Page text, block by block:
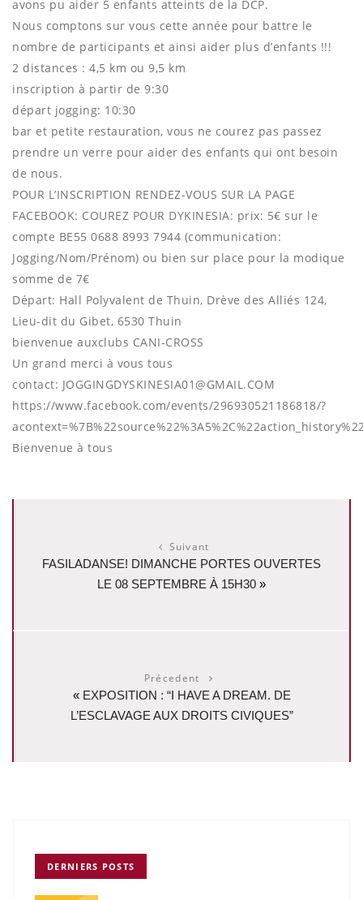
avons pu aider 5 enfants atteints de la DCP.
Nous comptons sur vous cette année pour battre le
nombre de participants et ainsi aider plus d’enfants !!!
2 distances : 4,5 km ou 9,5 km
inscription à partir de 9:30
départ jogging: 10:30
bar et petite restauration, vous ne courez pas passez
prendre un verre pour aider des enfants qui ont besoin
de nous.
POUR L’INSCRIPTION RENDEZ-VOUS SUR LA PAGE
FACEBOOK: COUREZ POUR DYKINESIA: prix: 5€ sur le
compte BE55 0688 8993 7944 (communication:
Jogging/Nom/Prénom) ou bien sur place pour la modique
somme de 7€
Départ: Hall Polyvalent de Thuin, Drève des Alliés 124,
Lieu-dit du Gibet, 6530 Thuin
bienvenue auxclubs CANI-CROSS
Un grand merci à vous tous
contact: JOGGINGDYSKINESIA01@GMAIL.COM
https://www.facebook.com/events/296930521186818/?
Bienvenue à tous
Suivant
FASILADANSE! DIMANCHE PORTES OUVERTES
LE 08 SEPTEMBRE À 15H30 »
Précedent
« EXPOSITION : “I HAVE A DREAM. DE
L’ESCLAVAGE AUX DROITS CIVIQUES”
DERNIERS POSTS